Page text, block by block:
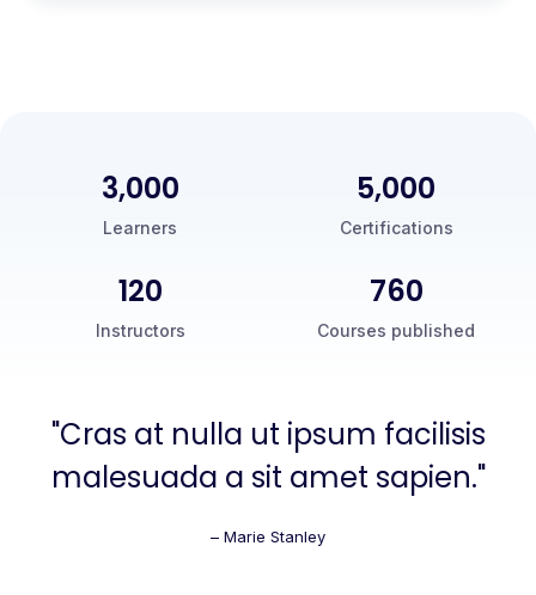
3,000
Learners
5,000
Certifications
120
Instructors
760
Courses published
"Cras at nulla ut ipsum facilisis
malesuada a sit amet sapien."
– Marie Stanley